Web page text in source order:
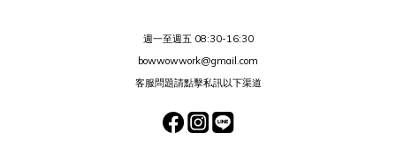
週一至週五 08:30-16:30
bowwowwork@gmail.com
客服問題請點擊私訊以下渠道